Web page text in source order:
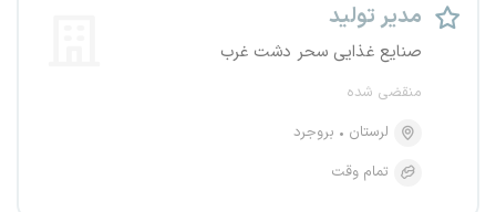
مدیر تولید
صنایع غذایی سحر دشت غرب
منقضی شده
لرستان
بروجرد
تمام وقت